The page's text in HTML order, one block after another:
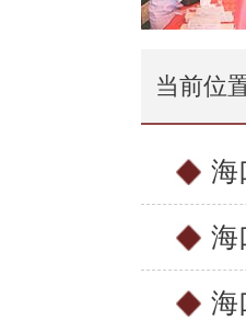
当前位
海
海
海